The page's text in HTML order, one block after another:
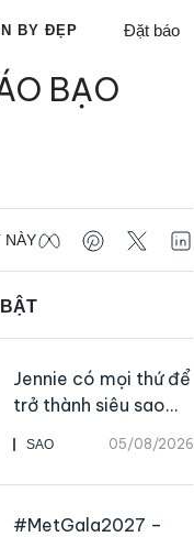
BY ĐẸP Đặt báo
BẠO
NÀY
SAO 05/08/2026
Jennie có mọi thứ để
trở thành siêu sao
live
#MetGala2027 –